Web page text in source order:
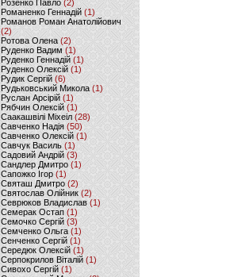
Розенко Павло (2)
Романенко Геннадій (1)
Романов Роман Анатолійович
(2)
Ротова Олена(2)
Руденко Вадим (1)
Руденко Геннадій (1)
Руденко Олексій(1)
Рудик Сергій(6)
Рудьковський Микола (1)
Руслан Арсірій(1)
Рябчин Олексій (1)
Саакашвілі Міхеіл(28)
Савченко Надія (50)
Савченко Олексій(1)
Савчук Василь (1)
Садовий Андрій (3)
Сандлер Дмитро(1)
Сапожко Ігор(1)
Святаш Дмитро (2)
Святослав Олійник (2)
Севрюков Владислав (1)
Семерак Остап (1)
Семочко Сергій (3)
Семченко Ольга (1)
Сенченко Сергій(1)
Середюк Олексій(1)
Серпокрилов Віталій(1)
Сивохо Сергій(1)